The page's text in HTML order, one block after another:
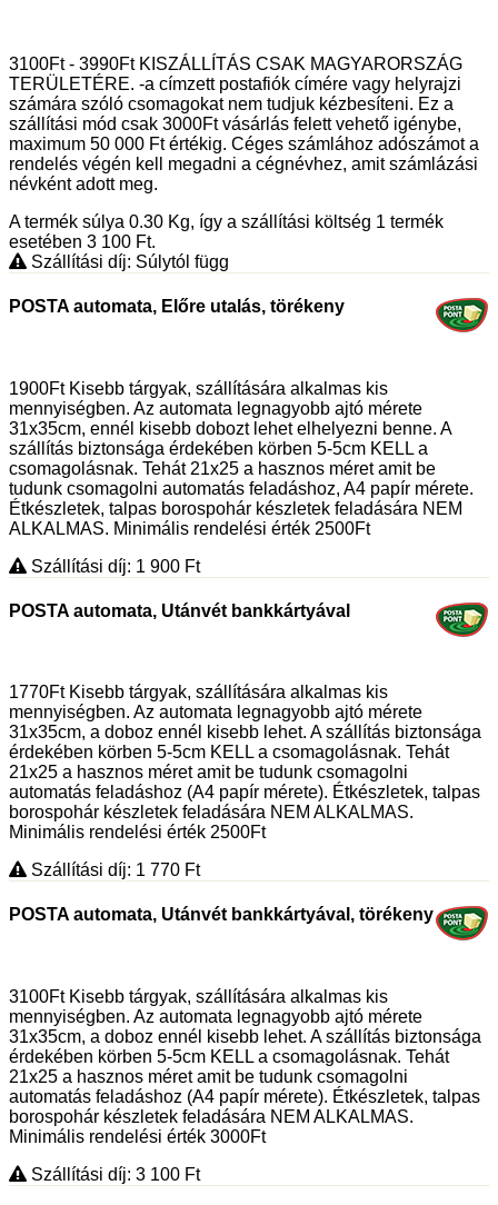
3100Ft - 3990Ft KISZÁLLÍTÁS CSAK MAGYARORSZÁG
TERÜLETÉRE. -a címzett postafiók címére vagy helyrajzi
számára szóló csomagokat nem tudjuk kézbesíteni. Ez a
szállítási mód csak 3000Ft vásárlás felett vehető igénybe,
maximum 50 000 Ft értékig. Céges számlához adószámot a
rendelés végén kell megadni a cégnévhez, amit számlázási
névként adott meg.
A termék súlya 0.30 Kg, így a szállítási költség 1 termék
esetében 3 100 Ft.
Szállítási díj: Súlytól függ
POSTA automata, Előre utalás, törékeny
1900Ft Kisebb tárgyak, szállítására alkalmas kis
mennyiségben. Az automata legnagyobb ajtó mérete
31x35cm, ennél kisebb dobozt lehet elhelyezni benne. A
szállítás biztonsága érdekében körben 5-5cm KELL a
csomagolásnak. Tehát 21x25 a hasznos méret amit be
tudunk csomagolni automatás feladáshoz, A4 papír mérete.
Étkészletek, talpas borospohár készletek feladására NEM
ALKALMAS. Minimális rendelési érték 2500Ft
Szállítási díj: 1 900 Ft
POSTA automata, Utánvét bankkártyával
1770Ft Kisebb tárgyak, szállítására alkalmas kis
mennyiségben. Az automata legnagyobb ajtó mérete
31x35cm, a doboz ennél kisebb lehet. A szállítás biztonsága
érdekében körben 5-5cm KELL a csomagolásnak. Tehát
21x25 a hasznos méret amit be tudunk csomagolni
automatás feladáshoz (A4 papír mérete). Étkészletek, talpas
borospohár készletek feladására NEM ALKALMAS.
Minimális rendelési érték 2500Ft
Szállítási díj: 1 770 Ft
POSTA automata, Utánvét bankkártyával, törékeny
3100Ft Kisebb tárgyak, szállítására alkalmas kis
mennyiségben. Az automata legnagyobb ajtó mérete
31x35cm, a doboz ennél kisebb lehet. A szállítás biztonsága
érdekében körben 5-5cm KELL a csomagolásnak. Tehát
21x25 a hasznos méret amit be tudunk csomagolni
automatás feladáshoz (A4 papír mérete). Étkészletek, talpas
borospohár készletek feladására NEM ALKALMAS.
Minimális rendelési érték 3000Ft
Szállítási díj: 3 100 Ft